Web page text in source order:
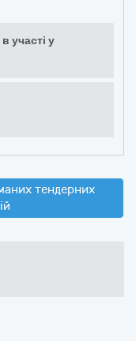
участі у
тендерних